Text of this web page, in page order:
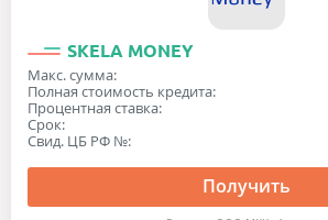
SKELA MONEY
Макс. сумма:
Полная стоимость кредита:
Процентная ставка:
Срок:
Свид. ЦБ РФ №:
Получить